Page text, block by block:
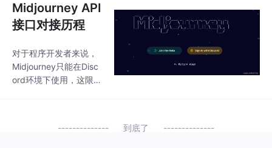
编排机制。关键技术包
括相变材料权重锁定、
部署策略
据官方提示需要使用 vs2010 版本 不
Midjourney API
接口对接历程
对于程序开发者来说，
Midjourney只能在Disc
ord环境下使用，这限制
到底了